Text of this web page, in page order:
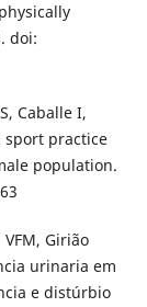
doi:
Caballe I,
sport practice
population.
Girião
urinaria em
e distúrbio